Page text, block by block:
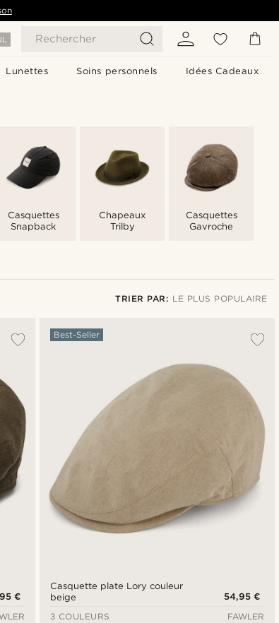
Rechercher
Lunettes Soins personnels Idées Cadeaux
Casquettes
Snapback
Chapeaux
Trilby
Casquettes
Gavroche
TRIER PAR: LE PLUS POPULAIRE
Prix croissant
Prix décroissant
€
Casquette plate Lory couleur
beige
Best-Seller
54,95 €
3 COULEURS
FAWLER